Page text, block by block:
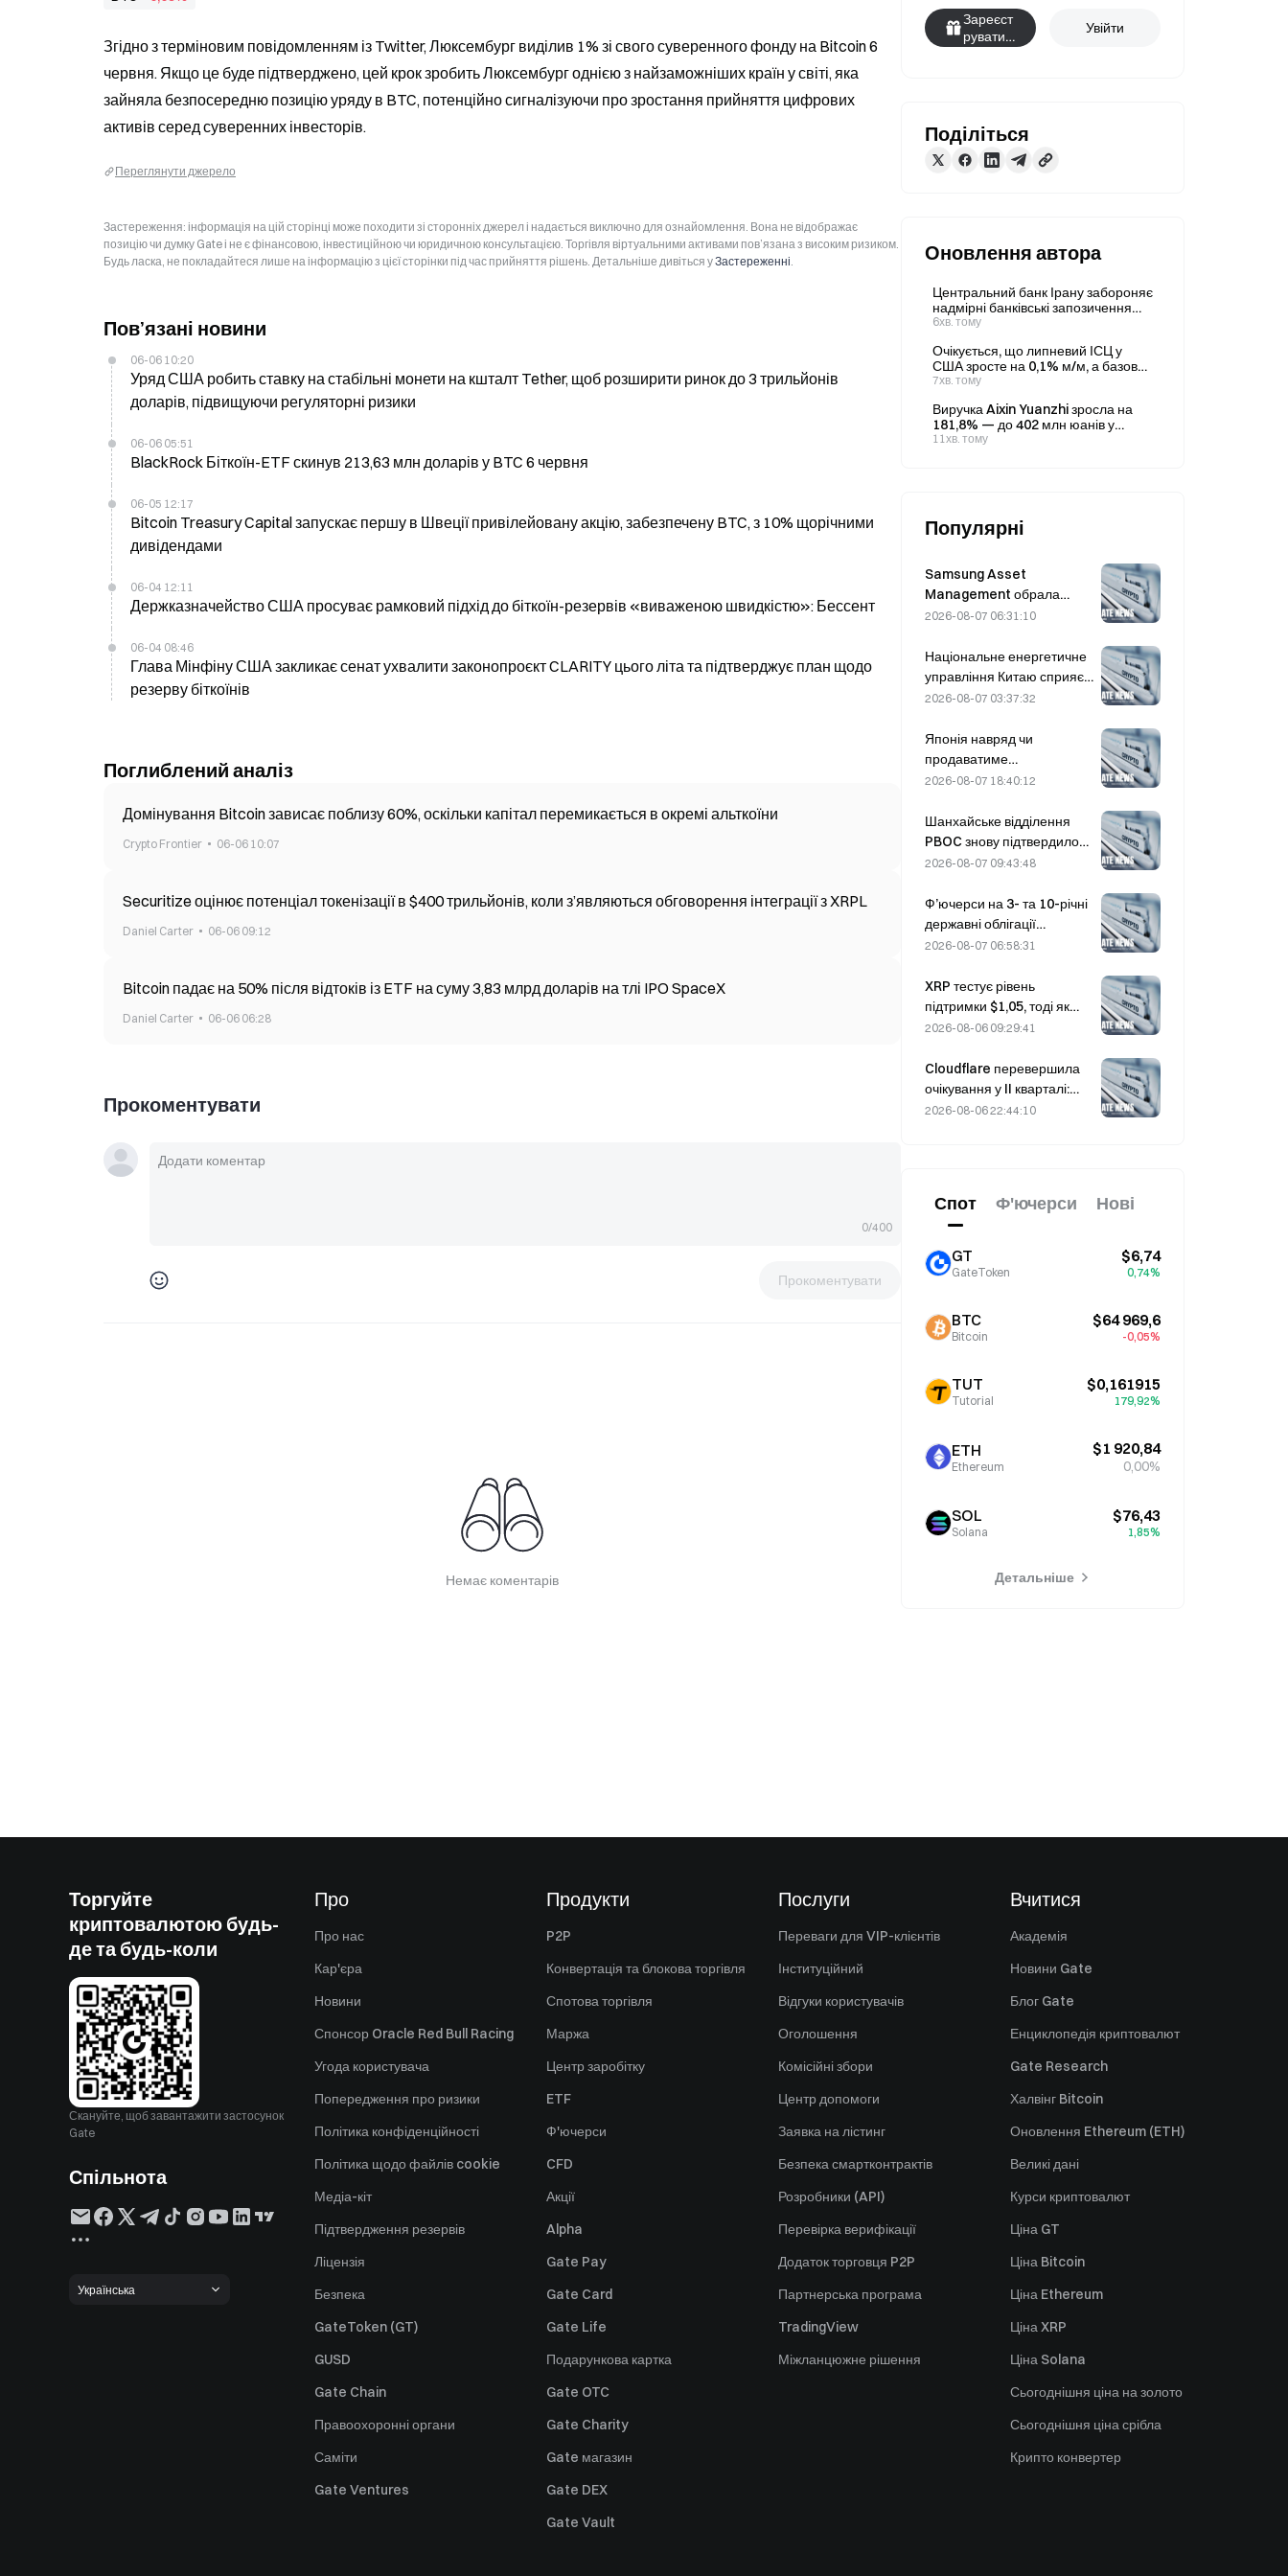
Згідно з терміновим повідомленням із Twitter, Люксембург виділив 1% зі свого суверенного фонду на Bitcoin 6
червня. Якщо це буде підтверджено, цей крок зробить Люксембург однією з найзаможніших країн у світі, яка
зайняла безпосередню позицію уряду в BTC, потенційно сигналізуючи про зростання прийняття цифрових
активів серед суверенних інвесторів.
Переглянути джерело
Застереження: інформація на цій сторінці може походити зі сторонніх джерел і надається виключно для ознайомлення. Вона не відображає
позицію чи думку Gate і не є фінансовою, інвестиційною чи юридичною консультацією. Торгівля віртуальними активами пов’язана з високим ризиком.
Будь ласка, не покладайтеся лише на інформацію з цієї сторінки під час прийняття рішень. Детальніше дивіться уЗастереженні.
Пов’язані новини
06-06 10:20
Уряд США робить ставку на стабільні монети на кшталт Tether, щоб розширити ринок до 3 трильйонів
доларів, підвищуючи регуляторні ризики
06-06 05:51
BlackRock Біткоїн-ETF скинув 213,63 млн доларів у BTC 6 червня
06-05 12:17
Bitcoin Treasury Capital запускає першу в Швеції привілейовану акцію, забезпечену BTC, з 10% щорічними
дивідендами
06-04 12:11
Держказначейство США просуває рамковий підхід до біткоїн-резервів «виваженою швидкістю»: Бессент
06-04 08:46
Глава Мінфіну США закликає сенат ухвалити законопроєкт CLARITY цього літа та підтверджує план щодо
резерву біткоїнів
Поглиблений аналіз
Домінування Bitcoin зависає поблизу 60%, оскільки капітал перемикається в окремі альткоїни
Crypto Frontier 06-06 10:07
Securitize оцінює потенціал токенізації в $400 трильйонів, коли з’являються обговорення інтеграції з XRPL
Daniel Carter 06-06 09:12
Bitcoin падає на 50% після відтоків із ETF на суму 3,83 млрд доларів на тлі IPO SpaceX
Daniel Carter 06-06 06:28
Прокоментувати
0/400
Прокоментувати
Немає коментарів
Зареєст
руватис
Увійти
Поділіться
Оновлення автора
Центральний банк Ірану забороняє
надмірні банківські запозичення
для боротьби з інфляцією
6хв. тому
Очікується, що липневий ІСЦ у
США зросте на 0,1% м/м, а базова
інфляція становитиме 2,5% р/р.
7хв. тому
Виручка Aixin Yuanzhi зросла на
181,8% — до 402 млн юанів у
першому півріччі 2026 року, а
11хв. тому
Популярні
Samsung Asset
Management обрала
трьох венчурних партнерів
фонду обсягом 90 млрд
KRW
2026-08-07 06:31:10
Національне енергетичне
управління Китаю сприяє
проривам у галузі силових
обладнання надвисокої
напруги
2026-08-07 03:37:32
Японія навряд чи
продаватиме
середньострокові
для проведення валютної
інтервенції; вплив на
дохідність довгострокових
2026-08-07 18:40:12
Шанхайське відділення
PBOC знову підтвердило
жорстку політику щодо
конференції 4 серпня.
2026-08-07 09:43:48
Ф’ючерси на 3- та 10-річні
державні облігації
Південної Кореї
напередодні аукціону,
запланованого на
наступний тиждень.
2026-08-07 06:58:31
XRP тестує рівень
підтримки $1,05, тоді як
Ethereum утримується на
обсягів торгів
2026-08-06 09:29:41
Cloudflare перевершила
очікування у II кварталі:
виручка зросла на 36% у
2026-08-06 22:44:10
Спот Ф'ючерси Нові
GT
GateToken
$6,74
0,74%
BTC
Bitcoin
$64 969,6
-0,05%
TUT
Tutorial
$0,161915
179,92%
ETH
Ethereum
$1 920,84
0,00%
SOL
Solana
$76,43
1,85%
Детальніше
Торгуйте
криптовалютою будь-
де та будь-коли
Скануйте, щоб завантажити застосунок
Gate
Спільнота
Українська
Про
Про нас
Кар'єра
Новини
Спонсор Oracle Red Bull Racing
Угода користувача
Попередження про ризики
Політика конфіденційності
Політика щодо файлів cookie
Медіа-кіт
Підтвердження резервів
Ліцензія
Безпека
GateToken (GT)
GUSD
Gate Chain
Правоохоронні органи
Саміти
Gate Ventures
Продукти
P2P
Конвертація та блокова торгівля
Спотова торгівля
Маржа
Центр заробітку
ETF
Ф'ючерси
CFD
Акції
Alpha
Gate Pay
Gate Card
Gate Life
Подарункова картка
Gate OTC
Gate Charity
Gate магазин
Gate DEX
Gate Vault
Послуги
Переваги для VIP-клієнтів
Інституційний
Відгуки користувачів
Оголошення
Комісійні збори
Центр допомоги
Заявка на лістинг
Безпека смартконтрактів
Розробники (API)
Перевірка верифікації
Додаток торговця P2P
Партнерська програма
TradingView
Міжланцюжне рішення
Вчитися
Академія
Новини Gate
Блог Gate
Енциклопедія криптовалют
Gate Research
Халвінг Bitcoin
Оновлення Ethereum (ETH)
Великі дані
Курси криптовалют
Ціна GT
Ціна Bitcoin
Ціна Ethereum
Ціна XRP
Ціна Solana
Сьогоднішня ціна на золото
Сьогоднішня ціна срібла
Крипто конвертер